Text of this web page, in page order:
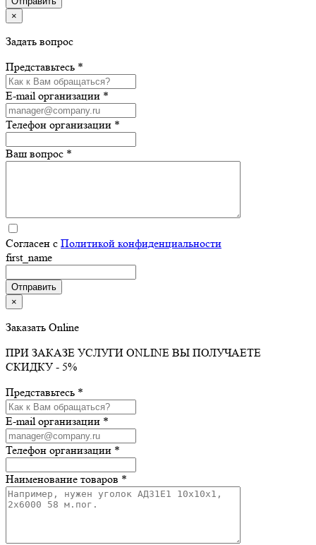
×
Задать вопрос
Представьтесь *
E-mail организации *
Телефон организации *
Ваш вопрос *
Согласен с Политикой конфиденциальности
first_name
×
Заказать Online
ПРИ ЗАКАЗЕ УСЛУГИ ONLINE ВЫ ПОЛУЧАЕТЕ
СКИДКУ - 5%
Представьтесь *
E-mail организации *
Телефон организации *
Наименование товаров *